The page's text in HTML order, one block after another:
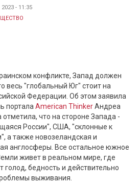
- 11:35
конфликте, Запад должен
весь "глобальный Юг" стоит на
Федерации. Об этом заявила
портала American ThinkerАндреа
отметила, что на стороне Запада -
России", США, "склонные к
а также новозеландская и
англосферы. Все остальное южное
живет в реальном мире, где
голод, бедность и действительно
выживания.